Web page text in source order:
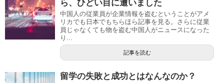
ら、ひどい目に遭いました
中国人の従業員が企業情報を盗むということがアメ
リカでも日本でもちらほら記事を見る。さらに従業
員じゃなくても物を盗む中国人がニュースになった
り...
記事を読む
留学の失敗と成功とはなんなのか？